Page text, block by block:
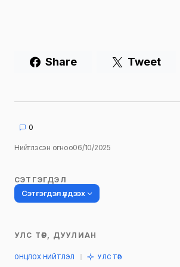
Share Tweet
0
Нийтлэсэн огноо06/10/2025
СЭТГЭГДЭЛ
Сэтгэгдэл үлдээх
Таны имэйл хаягийг нийтлэхгүй.
УЛС ТӨР, ДУУЛИАН
ОНЦЛОХ НИЙТЛЭЛ УЛС ТӨР